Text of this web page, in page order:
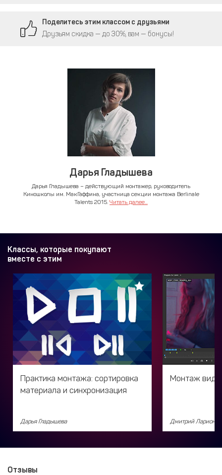
Поделитесь этим классом с друзьями
Друзьям скидка — до 30%, вам — бонусы!
Дарья Гладышева
Дарья Гладышева – действующий монтажер, руководитель
Киношколы им. МакГаффина, участница секции монтажа Berlinale
Talents 2015. Читать далее...
Классы, которые покупают
вместе с этим
Практика монтажа: cортировка
материала и синхронизация
Дарья Гладышева
Монтаж
Дмитрий Ларионов
Отзывы